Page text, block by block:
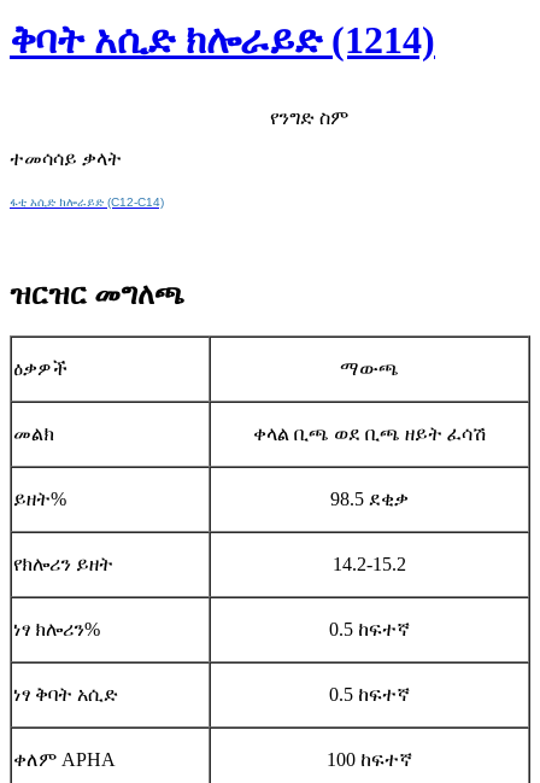
ቅባት አሲድ ክሎራይድ (1214)
የንግድ ስም
ተመሳሳይ ቃላት
ፋቲ አሲድ ክሎራይድ (C12-C14)
ዝርዝር መግለጫ
ዕቃዎች ማውጫ
መልክ ቀላል ቢጫ ወደ ቢጫ ዘይት ፈሳሽ
ይዘት% 98.5 ደቂቃ
የክሎሪን ይዘት 14.2-15.2
ነፃ ክሎሪን% 0.5 ከፍተኛ
ነፃ ቅባት አሲድ 0.5 ከፍተኛ
ቀለም APHA 100 ከፍተኛ